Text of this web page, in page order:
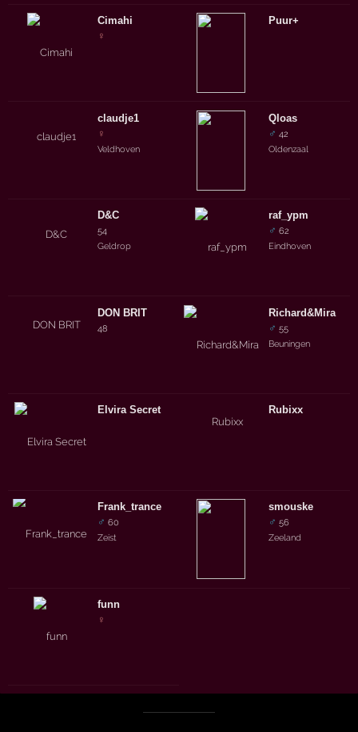
Cimahi
♀
claudje1
♀
Veldhoven
D&C
54
Geldrop
DON BRIT
48
Elvira Secret
Frank_trance
♂ 60
Zeist
funn
♀
Puur+
Qloas
♂ 42
Oldenzaal
raf_ypm
♂ 62
Eindhoven
Richard&Mira
♂ 55
Beuningen
Rubixx
smouske
♂ 56
Zeeland